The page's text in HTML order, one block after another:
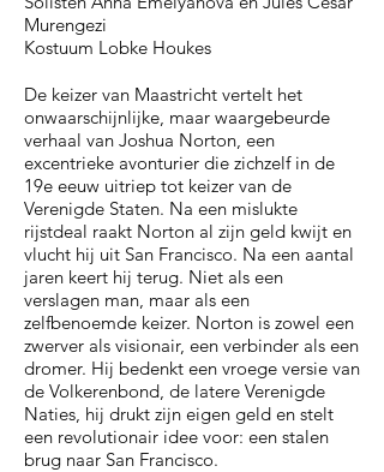
Murengezi
Kostuum Lobke Houkes
De keizer van Maastricht vertelt het
onwaarschijnlijke, maar waargebeurde
verhaal van Joshua Norton, een
excentrieke avonturier die zichzelf in de
19e eeuw uitriep tot keizer van de
Verenigde Staten. Na een mislukte
rijstdeal raakt Norton al zijn geld kwijt en
vlucht hij uit San Francisco. Na een aantal
jaren keert hij terug. Niet als een
verslagen man, maar als een
zelfbenoemde keizer. Norton is zowel een
zwerver als visionair, een verbinder als een
dromer. Hij bedenkt een vroege versie van
de Volkerenbond, de latere Verenigde
Naties, hij drukt zijn eigen geld en stelt
een revolutionair idee voor: een stalen
brug naar San Francisco.